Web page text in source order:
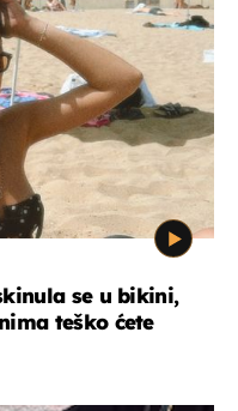
se u bikini,
teško ćete